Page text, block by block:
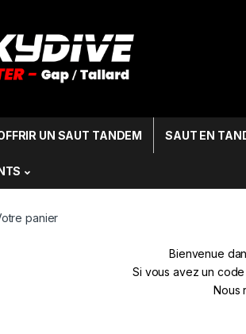
UN SAUT TANDEM SAUT EN
panier
Bienvenue
Si vous avez un
Nous